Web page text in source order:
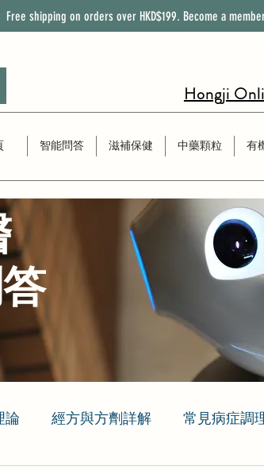
Free shipping on orders over HKD$199. Become a
Hongji
智能問答 滋補保健 中藥顆粒 有
論 經方與方劑詳解 常見病症調